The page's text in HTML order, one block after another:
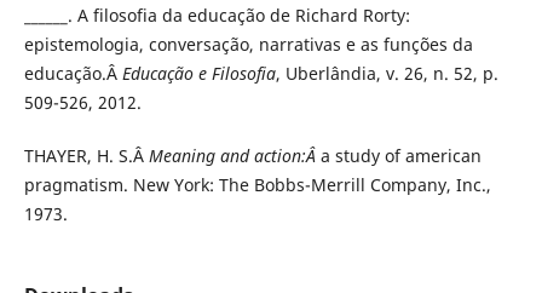
______. A filosofia da educação de Richard Rorty:
epistemologia, conversação, narrativas e as funções da
educação.Â Educação e Filosofia, Uberlândia, v. 26, n. 52, p.
509-526, 2012.
THAYER, H. S.Â Meaning and action:Â a study of american
pragmatism. New York: The Bobbs-Merrill Company, Inc.,
1973.